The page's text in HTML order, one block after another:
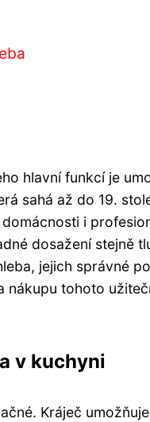
hlavní funkcí je
sahá až do 19.
i
dosažení stejně
jejich správné
tohoto
v kuchyni
Kráječ